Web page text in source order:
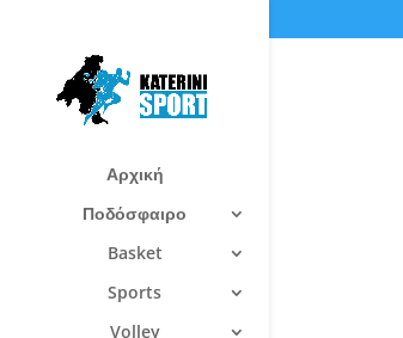
Αρχική
Ποδόσφαιρο
Basket
Sports
Volley